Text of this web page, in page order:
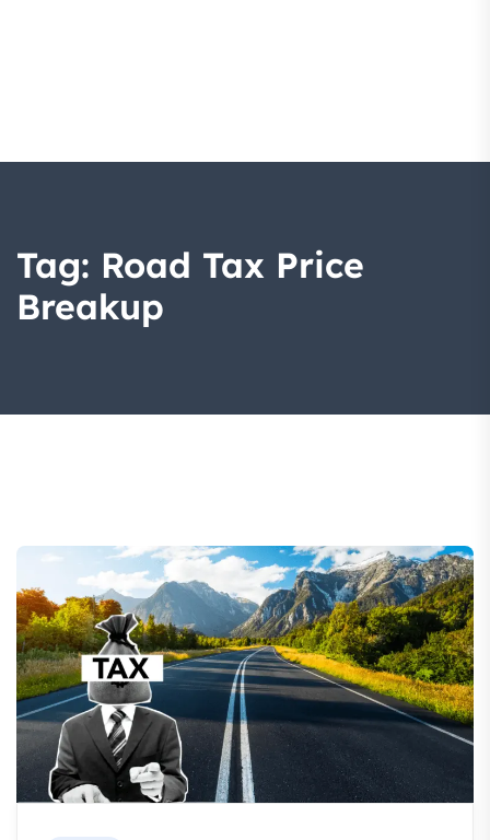
Tag: Road Tax Price
Breakup